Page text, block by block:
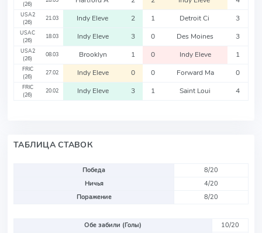
(26)
USA2
(26)
21.03 Indy Eleve 2 1 Detroit Ci 3
USAC
(26)
18.03 Indy Eleve 3 0 Des Moines 3
USA2
(26)
08.03 Brooklyn 1 0 Indy Eleve 1
FRIC
(26)
27.02 Indy Eleve 0 0 Forward Ma 0
FRIC
(26)
20.02 Indy Eleve 3 1 Saint Loui 4
ТАБЛИЦА СТАВОК
Победа
8/20
Ничья
4/20
Поражение
8/20
Обе забили (Голы)
10/20